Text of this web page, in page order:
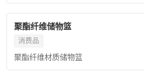
聚酯纤维储物篮
消费品
聚酯纤维材质储物篮